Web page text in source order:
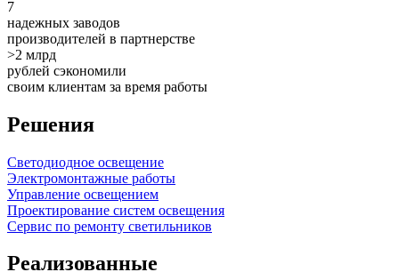
7
надежных заводов
производителей в партнерстве
>2 млрд
рублей сэкономили
своим клиентам за время работы
Решения
Светодиодное освещение
Электромонтажные работы
Управление освещением
Проектирование систем освещения
Сервис по ремонту светильников
Реализованные